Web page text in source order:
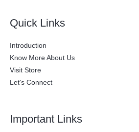
Quick Links
Introduction
Know More About Us
Visit Store
Let's Connect
Important Links